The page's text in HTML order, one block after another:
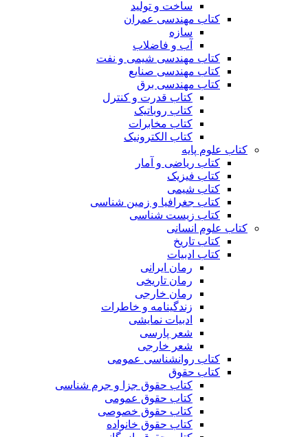
ساخت و تولید
کتاب مهندسی عمران
سازه
آب و فاضلاب
کتاب مهندسی شیمی و نفت
کتاب مهندسی صنایع
کتاب مهندسی برق
کتاب قدرت و کنترل
کتاب روباتیک
کتاب مخابرات
کتاب الکترونیک
کتاب علوم پایه
کتاب ریاضی و آمار
کتاب فیزیک
کتاب شیمی
کتاب جغرافیا و زمین شناسی
کتاب زیست شناسی
کتاب علوم انسانی
کتاب تاریخ
کتاب ادبیات
رمان ایرانی
رمان تاریخی
رمان خارجی
زندگینامه و خاطرات
ادبیات نمایشی
شعر پارسی
شعر خارجی
کتاب روانشناسی عمومی
کتاب حقوق
کتاب حقوق جزا و جرم شناسی
کتاب حقوق عمومی
کتاب حقوق خصوصی
کتاب حقوق خانواده